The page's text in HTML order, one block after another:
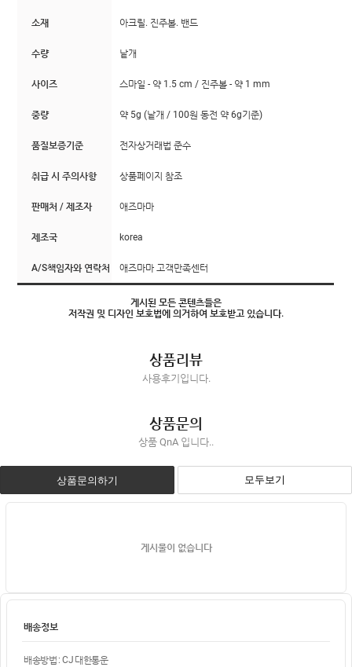
소재 아크릴. 진주볼. 밴드
수량 낱개
사이즈 스마일 - 약 1.5 cm / 진주볼 - 약 1 mm
중량 약 5g (낱개 / 100원 동전 약 6g기준)
품질보증기준 전자상거래법 준수
취급 시 주의사항 상품페이지 참조
판매처 / 제조자 애즈마마
제조국 korea
A/S책임자와 연락처 애즈마마 고객만족센터
게시된 모든 콘텐츠들은
저작권 및 디자인 보호법에 의거하여 보호받고 있습니다.
상품리뷰
사용후기입니다.
상품문의
상품 QnA 입니다..
상품문의하기 모두보기
게시물이 없습니다
배송정보
배송방법 : CJ 대한통운